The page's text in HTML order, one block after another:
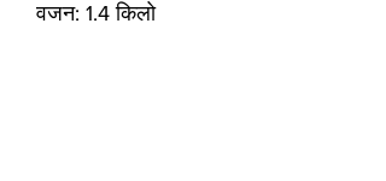
वजन: 1.4 किलो